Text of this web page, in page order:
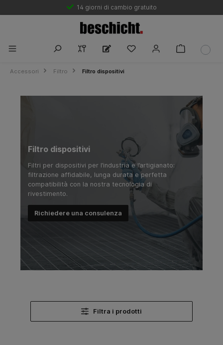
14 giorni di cambio gratuito
Garanzia del miglior prezzo leader sul mercato
Accessori Filtro Filtro dispositivi
Filtro dispositivi
Filtri per dispositivi per l’industria e l’artigianato:
filtrazione affidabile, lunga durata e perfetta
compatibilità con la nostra tecnologia di
rivestimento.
Richiedere una consulenza
Filtra i prodotti